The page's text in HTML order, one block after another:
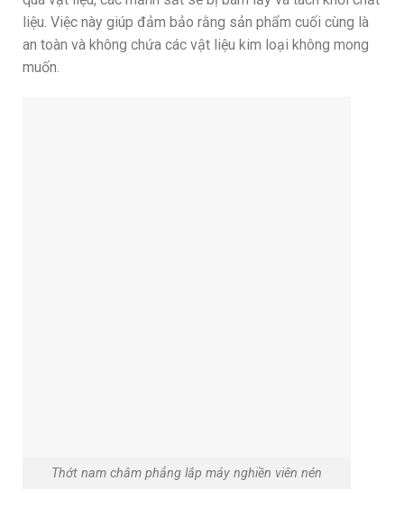
liệu. Việc này giúp đảm bảo rằng sản phẩm cuối cùng là
an toàn và không chứa các vật liệu kim loại không mong
muốn.
Thớt nam châm phẳng lắp máy nghiền viên nén